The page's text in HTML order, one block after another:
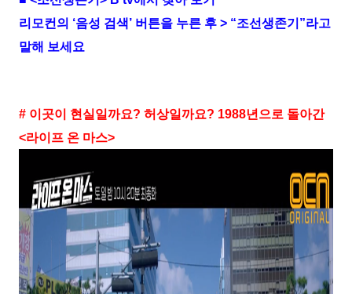
리모컨의 ‘음성 검색’ 버튼을 누른 후 > “조선생존기”라고
말해 보세요
# 이곳이 현실일까요? 허상일까요? 1988년으로 돌아간
<라이프 온 마스>